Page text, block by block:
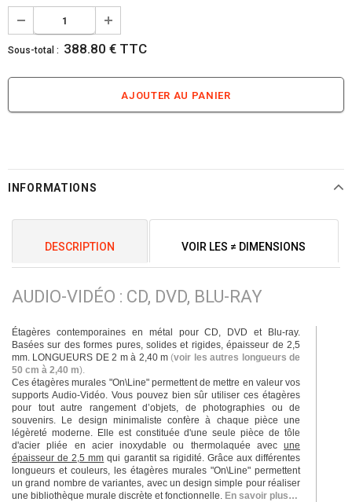
Sous-total : 388.80 € TTC
INFORMATIONS
DESCRIPTION VOIR LES ≠ DIMENSIONS
AUDIO-VIDÉO : CD, DVD, BLU-RAY
Étagères contemporaines en métal pour CD, DVD et Blu-ray.
Basées sur des formes pures, solides et rigides, épaisseur de 2,5
mm. LONGUEURS DE 2 m à 2,40 m(voir les autres longueurs de
50 cm à 2,40 m).
Ces étagères murales "On\Line" permettent de mettre en valeur vos
supports Audio-Vidéo. Vous pouvez bien sûr utiliser ces étagères
pour tout autre rangement d’objets, de photographies ou de
souvenirs. Le design minimaliste confère à chaque pièce une
légèreté moderne. Elle est constituée d'une seule pièce de tôle
d'acier pliée en acier inoxydable ou thermolaquée avec une
épaisseur de 2,5 mm qui garantit sa rigidité. Grâce aux différentes
longueurs et couleurs, les étagères murales "On\Line" permettent
un grand nombre de variantes, avec un design simple pour réaliser
une bibliothèque murale discrète et fonctionnelle. En savoir plus…